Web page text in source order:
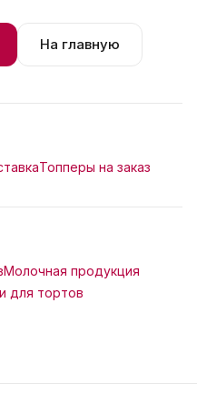
На главную
Топперы на заказ
Молочная продукция
для тортов